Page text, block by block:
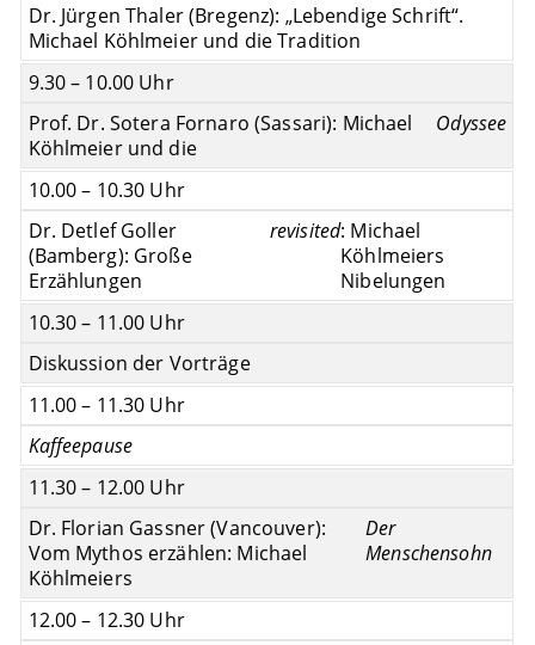
Dr. Jürgen Thaler (Bregenz): „Lebendige Schrift“.
Michael Köhlmeier und die Tradition
9.30 – 10.00 Uhr
Prof. Dr. Sotera Fornaro (Sassari): Michael
Köhlmeier und die
Odyssee
10.00 – 10.30 Uhr
Dr. Detlef Goller
(Bamberg): Große
Erzählungen
revisited: Michael
Köhlmeiers
Nibelungen
10.30 – 11.00 Uhr
Diskussion der Vorträge
11.00 – 11.30 Uhr
Kaffeepause
11.30 – 12.00 Uhr
Dr. Florian Gassner (Vancouver):
Vom Mythos erzählen: Michael
Köhlmeiers
Der
Menschensohn
12.00 – 12.30 Uhr